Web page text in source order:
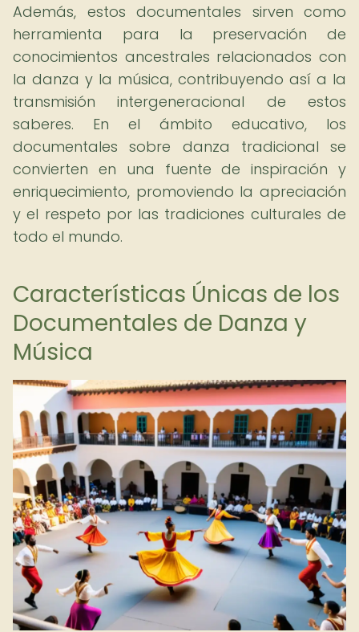
Además, estos documentales sirven como
herramienta para la preservación de
conocimientos ancestrales relacionados con
la danza y la música, contribuyendo así a la
transmisión intergeneracional de estos
saberes. En el ámbito educativo, los
documentales sobre danza tradicional se
convierten en una fuente de inspiración y
enriquecimiento, promoviendo la apreciación
y el respeto por las tradiciones culturales de
todo el mundo.
Características Únicas de los
Documentales de Danza y
Música